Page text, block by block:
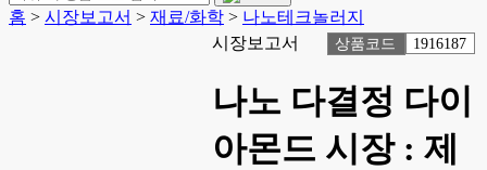
홈 > 시장보고서 > 재료/화학 > 나노테크놀러지
시장보고서
상품코드 1916187
나노 다결정 다이
아몬드 시장 : 제